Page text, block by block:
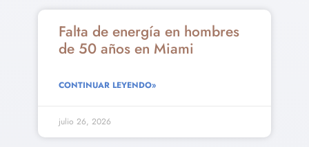
Falta de energía en hombres
de 50 años en Miami
CONTINUAR LEYENDO»
julio 26, 2026